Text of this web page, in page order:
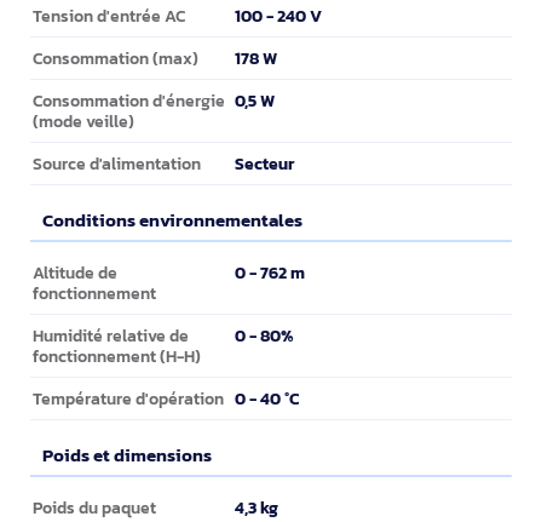
Tension d'entrée AC 100 - 240 V
Consommation (max) 178 W
Consommation d'énergie
(mode veille)
0,5 W
Source d'alimentation Secteur
Conditions environnementales
Conditions environnementales
Altitude de
fonctionnement
0 - 762 m
Humidité relative de
fonctionnement (H-H)
0 - 80%
Température d'opération 0 - 40 °C
Poids et dimensions
Poids et dimensions
Poids du paquet 4,3 kg